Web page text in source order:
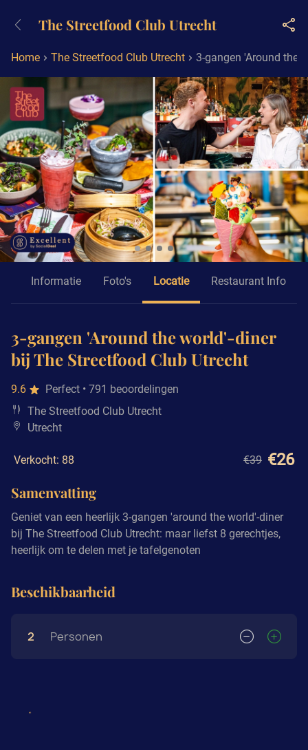
Bereikbaar tot 23:00 uur
Home The Streetfood Club Utrecht 3-gangen 'Around the
The Streetfood Club Utrecht
Informatie Foto's Locatie Restaurant Info
3-gangen 'Around the world'-diner
bij The Streetfood Club Utrecht
9.6 Perfect • 791 beoordelingen
The Streetfood Club Utrecht
Utrecht
Verkocht: 88 €39 €26
Samenvatting
Geniet van een heerlijk 3-gangen 'around the world'-diner
bij The Streetfood Club Utrecht: maar liefst 8 gerechtjes,
heerlijk om te delen met je tafelgenoten
Beschikbaarheid
2 Personen